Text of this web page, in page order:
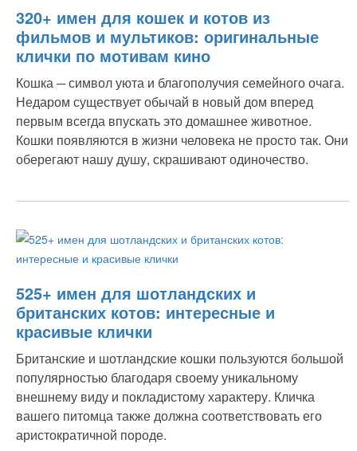
320+ имен для кошек и котов из
фильмов и мультиков: оригинальные
клички по мотивам кино
Кошка ─ символ уюта и благополучия семейного очага.
Недаром существует обычай в новый дом вперед
первым всегда впускать это домашнее животное.
Кошки появляются в жизни человека не просто так. Они
оберегают нашу душу, скрашивают одиночество.
525+ имен для шотландских и
британских котов: интересные и
красивые клички
Британские и шотландские кошки пользуются большой
популярностью благодаря своему уникальному
внешнему виду и покладистому характеру. Кличка
вашего питомца также должна соответствовать его
аристократичной породе.